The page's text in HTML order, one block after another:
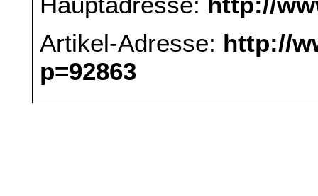
Artikel-Adresse: http://
p=92863